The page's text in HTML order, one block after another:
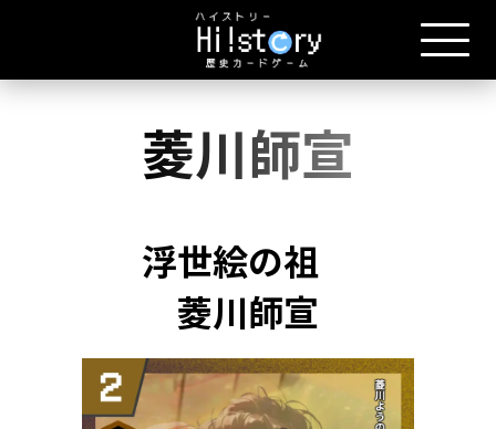
菱川師宣
浮世絵の祖
菱川師宣